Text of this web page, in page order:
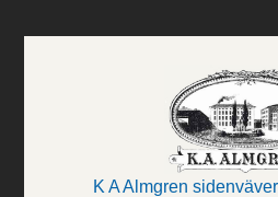
K A Almgren